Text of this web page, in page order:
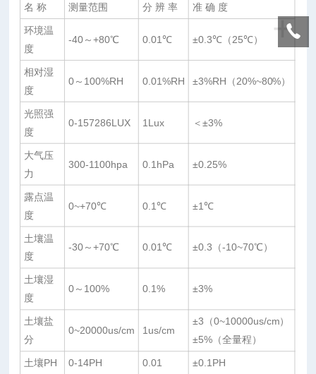
+
名 称 测量范围 分 辨 率 准 确 度
环境温
度
-40～+80℃ 0.01℃ ±0.3℃（25℃）
相对湿
度
0～100%RH 0.01%RH ±3%RH（20%~80%）
光照强
度
0-157286LUX 1Lux ＜±3%
大气压
力
300-1100hpa 0.1hPa ±0.25%
露点温
度
0~+70℃ 0.1℃ ±1℃
土壤温
度
-30～+70℃ 0.01℃ ±0.3（-10~70℃）
土壤湿
度
0～100% 0.1% ±3%
土壤盐
分
0~20000us/cm 1us/cm
±3（0~10000us/cm）
±5%（全量程）
土壤PH 0-14PH 0.01 ±0.1PH